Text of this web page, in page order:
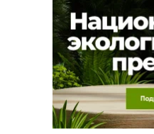
МЕЛОДРАМЫ
ФРАНЦИЯ
ГЕРМАНИЯ
СВЕТСКИЕ НОВОСТИ
СПОЙЛЕРЫ ИЗ СЕРИАЛОВ